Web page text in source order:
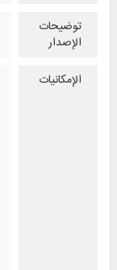
توضيحات
الإصدار
الإمكانيات